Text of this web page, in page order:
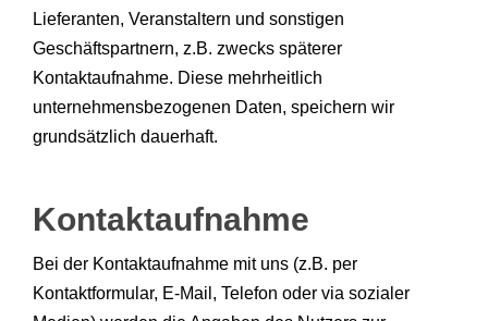
Lieferanten, Veranstaltern und sonstigen
Geschäftspartnern, z.B. zwecks späterer
Kontaktaufnahme. Diese mehrheitlich
unternehmensbezogenen Daten, speichern wir
grundsätzlich dauerhaft.
Kontaktaufnahme
Bei der Kontaktaufnahme mit uns (z.B. per
Kontaktformular, E-Mail, Telefon oder via sozialer